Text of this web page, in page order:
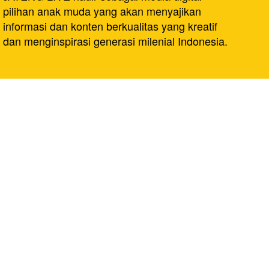
pilihan anak muda yang akan menyajikan
informasi dan konten berkualitas yang kreatif
dan menginspirasi generasi milenial Indonesia.